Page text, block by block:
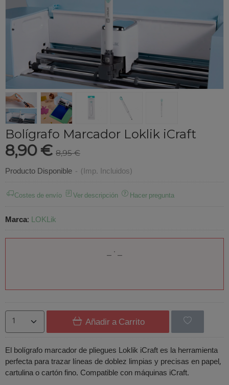
Bolígrafo Marcador Loklik iCraft
8,90 € 8,95 €
Producto Disponible - (Imp. Incluidos)
Costes de envío Ver descripción Hacer pregunta
Marca: LOKLik
Añadir a Carrito
El bolígrafo marcador de pliegues Loklik iCraft es la herramienta
perfecta para trazar líneas de doblez limpias y precisas en papel,
cartulina o cartón fino. Compatible con máquinas iCraft.